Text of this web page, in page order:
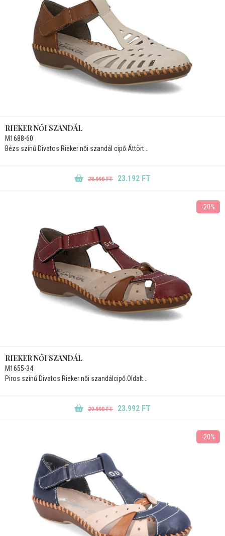
RIEKER NŐI SZANDÁL
M1688-60
Bézs színű Divatos Rieker női szandál cipő.Áttört...
28.990 FT 23.192 FT
-20%
RIEKER NŐI SZANDÁL
M1655-34
Piros színű Divatos Rieker női szandálcipő.Oldalt...
29.990 FT 23.992 FT
-20%